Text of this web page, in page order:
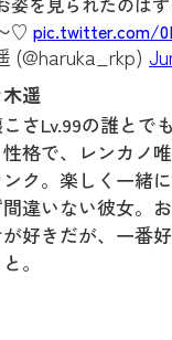
♡ pic.twitter.com/
(@haruka_rkp)
遥
さLv.99の誰とで
性格で、レンカノ
ク。楽しく一緒
間違いない彼女。
好きだが、一番
。